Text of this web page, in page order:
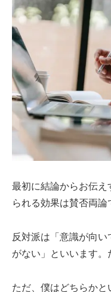
最初に結論からお伝
られる効果は賛否両論
反対派は「意識が向
がない」といいます。
ただ、僕はどちらかと